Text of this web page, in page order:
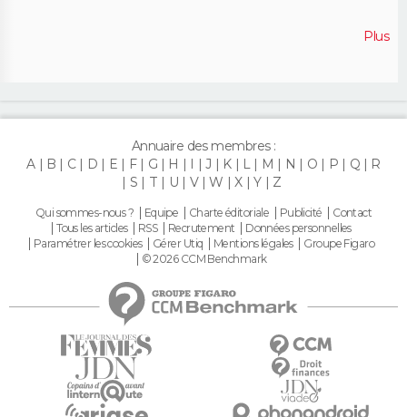
Plus
Annuaire des membres :
A
B C D E F G H I J K L M N O P Q
R
S
T U V W X Y Z
Qui sommes-nous ? Equipe Charte éditoriale Publicité
Contact
Tous les articles
RSS Recrutement
Données personnelles
Paramétrer les cookies
Gérer Utiq Mentions légales
Groupe Figaro
© 2026 CCM Benchmark